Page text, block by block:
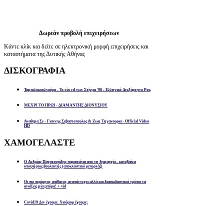
Δωρεάν προβολή επιχειρήσεων
Κάντε κλίκ και δείτε σε ηλεκτρονική μορφή επιχειρήσεις και
καταστήματα της Δυτικής Αθήνας
ΔΙΣΚΟΓΡΑΦΙΑ
Ταμπελοκουλτούρα - Το νέο cd των Στίγμα '90 - Ελληνικό Ανεξάρτητο Ροκ
ΜΕΧΡΙ ΤΟ ΠΡΩΙ - ΔΙΑΜΑΝΤΗΣ ΔΙΟΝΥΣΙΟΥ
Αναθεμα Σε - Γιαννης Σεβαστοπουλος & Ζωη Τηγανουρια - Official Video
HD
ΧΑΜΟΓΕΛΑΣΤΕ
Ο Ανδρέας Παχατουρίδης παραιτείται απο τη δημαρχία - κατεβαίνει
υποψήφιος βουλευτής (αποκλειστικό ρεπορτάζ)
Οι πιο περίεργοι, απίθανοι, αναπάντεχοι αλλά και διασκεδαστικοί τρόποι να
ανοίξεις μία μπύρα! + vid
Covid19 Δεν έχουμε. Χιούμορ έχουμε;